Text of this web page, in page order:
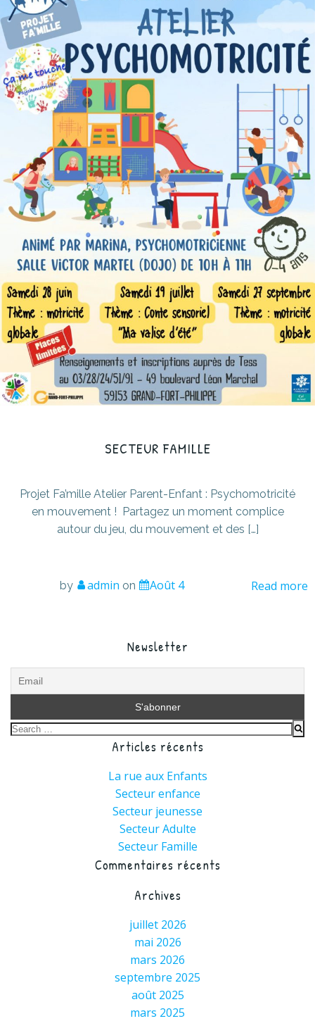
SECTEUR FAMILLE
Projet Fa’mille Atelier Parent-Enfant : Psychomotricité
en mouvement ! Partagez un moment complice
autour du jeu, du mouvement et des […]
by admin on Août 4 Read more
Newsletter
Search
Articles récents
La rue aux Enfants
Secteur enfance
Secteur jeunesse
Secteur Adulte
Secteur Famille
Commentaires récents
Archives
juillet 2026
mai 2026
mars 2026
septembre 2025
août 2025
mars 2025